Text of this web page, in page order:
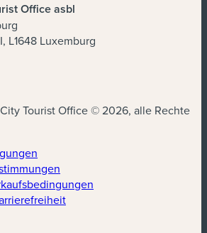
Office asbl
L1648 Luxemburg
Tourist Office © 2026, alle Rechte